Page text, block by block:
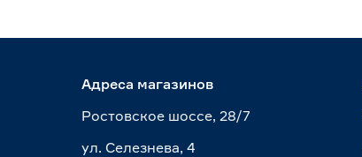
Тип выдвижения
без доводчика
Адреса магазинов
Ростовское шоссе, 28/7
ул. Селезнева, 4